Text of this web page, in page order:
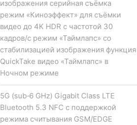
изображения серийная съëмка
режим «Киноэффект» для съёмки
видео до 4K HDR с частотой 30
кадров/с режим «Таймлапс» со
стабилизацией изображения функция
QuickTake видео «Таймлапс» в
Ночном режиме
5G (sub‑6 GHz) Gigabit Class LTE
Bluetooth 5.3 NFC с поддержкой
режима считывания GSM/EDGE